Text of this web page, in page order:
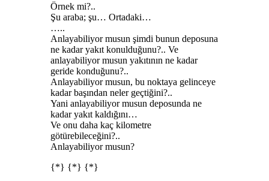
Örnek mi?..
Şu araba; şu… Ortadaki…
…..
Anlayabiliyor musun şimdi bunun deposuna
ne kadar yakıt konulduğunu?.. Ve
anlayabiliyor musun yakıtının ne kadar
geride konduğunu?..
Anlayabiliyor musun, bu noktaya gelinceye
kadar başından neler geçtiğini?..
Yani anlayabiliyor musun deposunda ne
kadar yakıt kaldığını…
Ve onu daha kaç kilometre
götürebileceğini?..
Anlayabiliyor musun?
{*} {*} {*}